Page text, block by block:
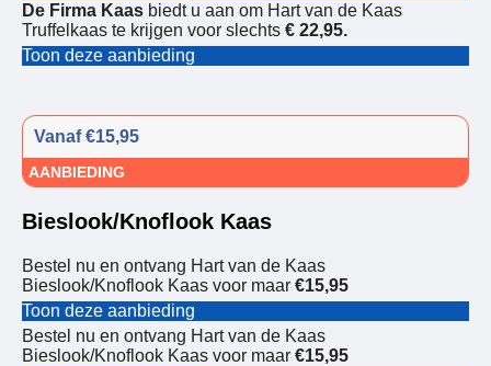
De Firma Kaas biedt u aan om Hart van de Kaas
Truffelkaas te krijgen voor slechts € 22,95.
Toon deze aanbieding
Vanaf €15,95
AANBIEDING
Bieslook/Knoflook Kaas
Bestel nu en ontvang Hart van de Kaas
Bieslook/Knoflook Kaas voor maar €15,95
Toon deze aanbieding
Bestel nu en ontvang Hart van de Kaas
Bieslook/Knoflook Kaas voor maar €15,95